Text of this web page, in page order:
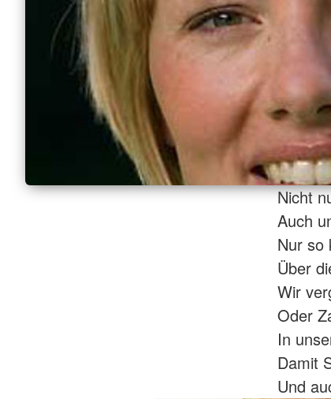
Nicht
Auch
Nur so
Über
Wir
Oder
In
Damit
Und